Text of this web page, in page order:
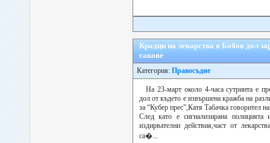
Крадци на лекарства в Бобов дол
сакове
Категория: Правосъдие
На 23-март около 4-часа сутринта е
дол от където е извършена кражба на
за “Кубер прес”,Катя Табачка
След като е сигнализирана полицията
издирвателни действия,част от
са�...